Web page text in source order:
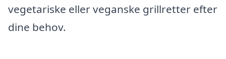
vegetariske eller veganske grillretter efter
dine behov.